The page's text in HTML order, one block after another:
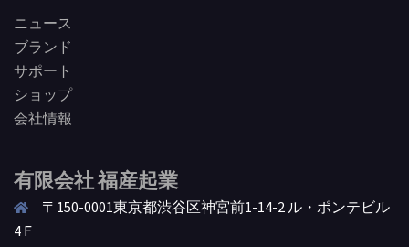
ニュース
ブランド
サポート
ショップ
会社情報
有限会社 福産起業
〒150-0001東京都渋谷区神宮前1-14-2 ル・ポンテビル
4Ｆ